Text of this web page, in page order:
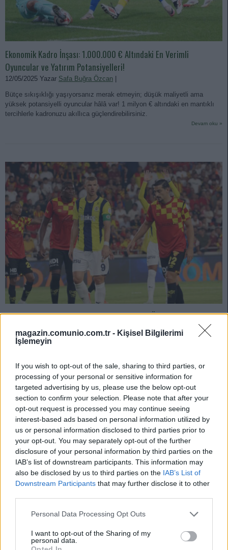
magazin.comunio.com.tr - Kişisel Bilgilerimi
İşlemeyin
If you wish to opt-out of the sale, sharing to third parties, or
processing of your personal or sensitive information for
targeted advertising by us, please use the below opt-out
section to confirm your selection. Please note that after your
opt-out request is processed you may continue seeing
interest-based ads based on personal information utilized by
us or personal information disclosed to third parties prior to
your opt-out. You may separately opt-out of the further
disclosure of your personal information by third parties on the
IAB’s list of downstream participants. This information may
also be disclosed by us to third parties on the IAB’s List of
Downstream Participants that may further disclose it to other
Please note that this website/app uses one or more Google
not limited to your visit or usage behaviour. You may click to
grant or deny consent to Google and its third-party tags to
Personal Data Processing Opt Outs
I want to opt-out of the Sharing of my
personal data.
Ekonomik Kadro İnşası: 1.000.000 € Altındaki En Verimli
Oyuncular ve Yatırım Potansiyelleri!
12/05/2025 Yazar Safa Buğra Özcan
Bütçe sıkışıklığı yaşıyorsanız merak etmeyin; düşük maliyetli ama
yüksek potansiyelli oyuncular hâlâ var! 1 milyon € altındaki en mantıklı
tercihlerle kadronuzu akıllıca güçlendirebilirsiniz.
Devam oku »
Eksiklerin Gölgesinde 17. Hafta: Sakatlıktan Önce Formanın
Sahibiydi, Bu Hafta Yine İlk 11’e Dönüyor!
12/19/2024 Yazar
olasılıkla bu hafta forma giyemeyecek. Çaykur Rizespor’la
karşılaşacakları maç haftanın maçı olmaya aday.
Devam oku »